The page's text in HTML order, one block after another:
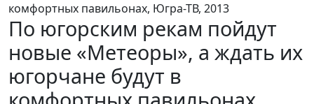
комфортных павильонах, Югра-ТВ, 2013
По югорским рекам пойдут
новые «Метеоры», а ждать их
югорчане будут в